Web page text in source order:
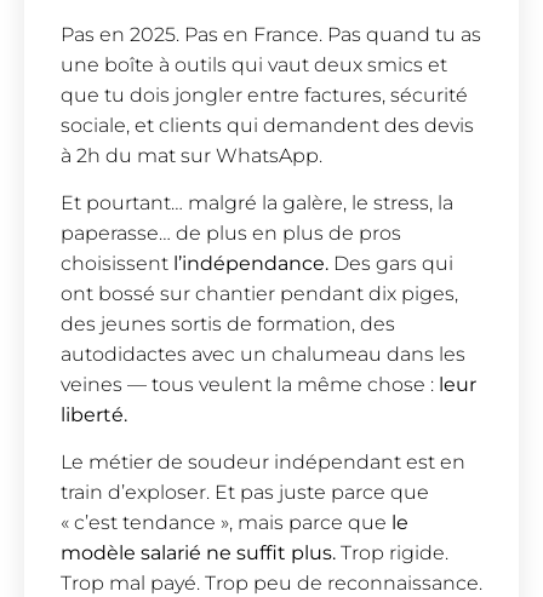
Pas en 2025. Pas en France. Pas quand tu as
une boîte à outils qui vaut deux smics et
que tu dois jongler entre factures, sécurité
sociale, et clients qui demandent des devis
à 2h du mat sur WhatsApp.
Et pourtant… malgré la galère, le stress, la
paperasse… de plus en plus de pros
choisissent l’indépendance. Des gars qui
ont bossé sur chantier pendant dix piges,
des jeunes sortis de formation, des
autodidactes avec un chalumeau dans les
veines — tous veulent la même chose : leur
liberté.
Le métier de soudeur indépendant est en
train d’exploser. Et pas juste parce que
« c’est tendance », mais parce que le
modèle salarié ne suffit plus. Trop rigide.
Trop mal payé. Trop peu de reconnaissance.